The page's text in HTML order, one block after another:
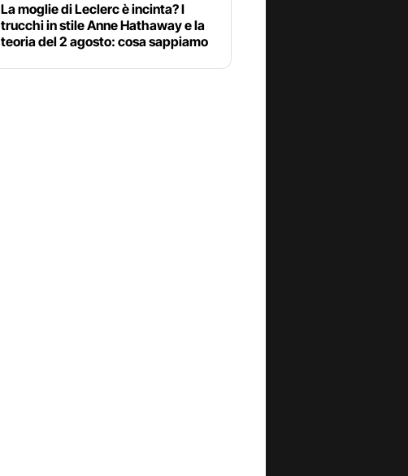
La moglie di Leclerc è incinta? I
trucchi in stile Anne Hathaway e la
teoria del 2 agosto: cosa sappiamo